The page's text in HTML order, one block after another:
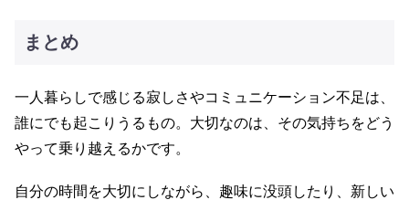
まとめ
一人暮らしで感じる寂しさやコミュニケーション不足は、
誰にでも起こりうるもの。大切なのは、その気持ちをどう
やって乗り越えるかです。
自分の時間を大切にしながら、趣味に没頭したり、新しい